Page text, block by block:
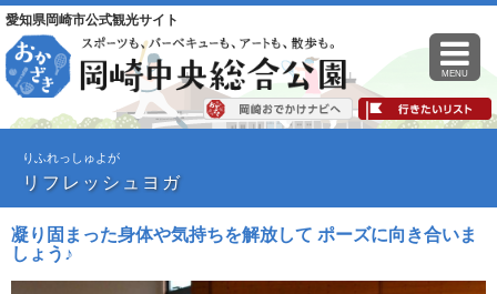
愛知県岡崎市公式観光サイト
MENU
りふれっしゅよが
リフレッシュヨガ
凝り固まった身体や気持ちを解放して ポーズに向き合いま
しょう♪